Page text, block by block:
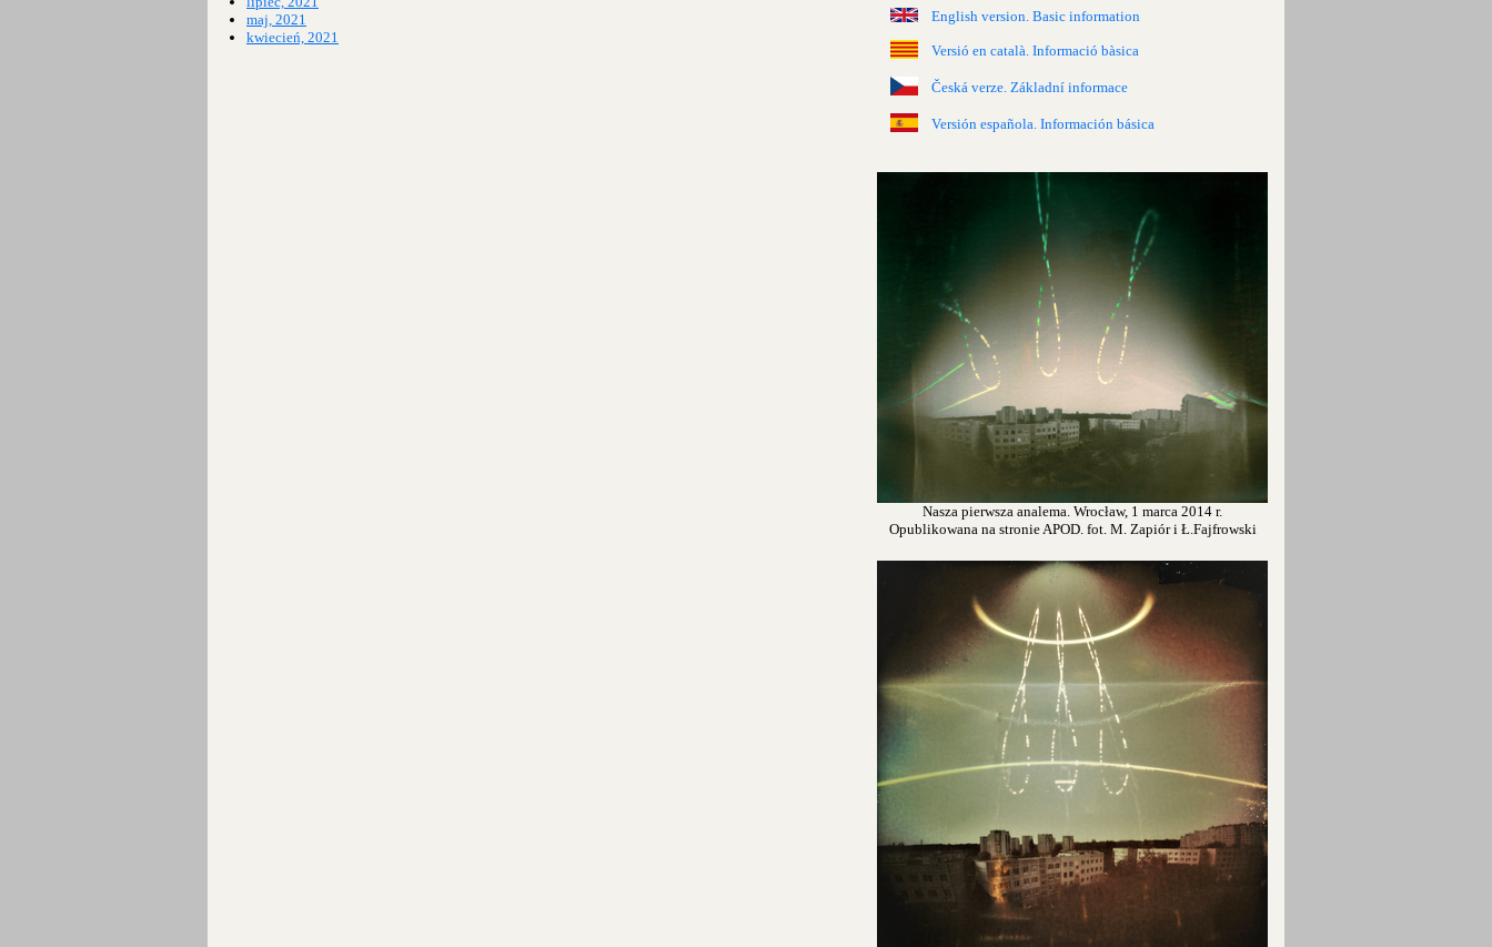
maj, 2021
kwiecień, 2021
English version. Basic information
Versió en català. Informació bàsica
Česká verze. Základní informace
Versión española. Información básica
Nasza pierwsza analema. Wrocław, 1 marca 2014 r.
Opublikowana na stronie APOD. fot. M. Zapiór i Ł.Fajfrowski